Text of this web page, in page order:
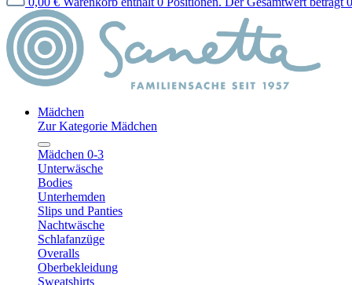
Mädchen
Zur Kategorie Mädchen
Mädchen 0-3
Unterwäsche
Bodies
Unterhemden
Slips und Panties
Nachtwäsche
Schlafanzüge
Overalls
Oberbekleidung
Sweatshirts